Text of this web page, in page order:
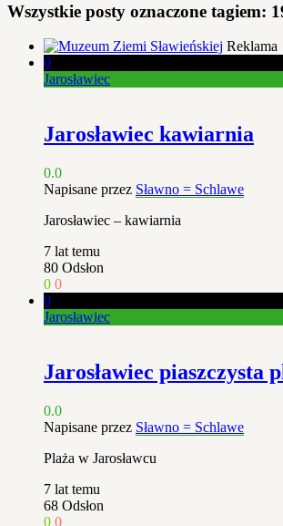
Wszystkie posty oznaczone tagiem:
Reklama
0
Jarosławiec
Jarosławiec kawiarnia
0.0
Napisane przez Sławno = Schlawe
Jarosławiec – kawiarnia
7 lat temu
80 Odsłon
0 0
0
Jarosławiec
Jarosławiec piaszczysta
0.0
Napisane przez Sławno = Schlawe
Plaża w Jarosławcu
7 lat temu
68 Odsłon
0 0